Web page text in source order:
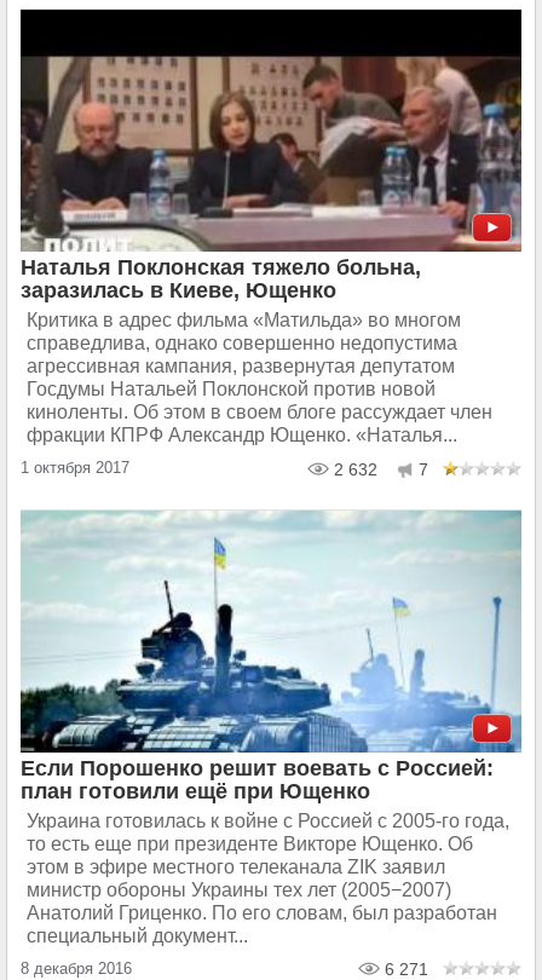
Наталья Поклонская тяжело больна,
заразилась в Киеве, Ющенко
Критика в адрес фильма «Матильда» во многом
справедлива, однако совершенно недопустима
агрессивная кампания, развернутая депутатом
Госдумы Натальей Поклонской против новой
киноленты. Об этом в своем блоге рассуждает член
фракции КПРФ Александр Ющенко. «Наталья...
1 октября 2017 2 632 7
Если Порошенко решит воевать с Россией:
план готовили ещё при Ющенко
Украина готовилась к войне с Россией с 2005-го года,
то есть еще при президенте Викторе Ющенко. Об
этом в эфире местного телеканала ZIK заявил
министр обороны Украины тех лет (2005−2007)
Анатолий Гриценко. По его словам, был разработан
специальный документ...
8 декабря 2016 6 271